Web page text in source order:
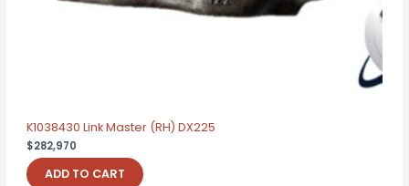
K1038430 Link Master (RH) DX225
$282,970
ADD TO CART